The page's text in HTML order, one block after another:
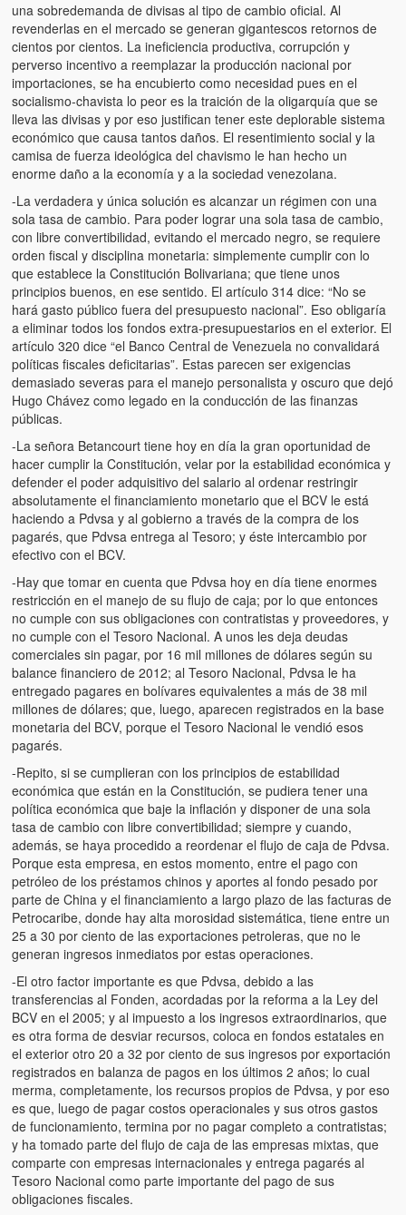
una sobredemanda de divisas al tipo de cambio oficial. Al
revenderlas en el mercado se generan gigantescos retornos de
cientos por cientos. La ineficiencia productiva, corrupción y
perverso incentivo a reemplazar la producción nacional por
importaciones, se ha encubierto como necesidad pues en el
socialismo-chavista lo peor es la traición de la oligarquía que se
lleva las divisas y por eso justifican tener este deplorable sistema
económico que causa tantos daños. El resentimiento social y la
camisa de fuerza ideológica del chavismo le han hecho un
enorme daño a la economía y a la sociedad venezolana.
-La verdadera y única solución es alcanzar un régimen con una
sola tasa de cambio. Para poder lograr una sola tasa de cambio,
con libre convertibilidad, evitando el mercado negro, se requiere
orden fiscal y disciplina monetaria: simplemente cumplir con lo
que establece la Constitución Bolivariana; que tiene unos
principios buenos, en ese sentido. El artículo 314 dice: “No se
hará gasto público fuera del presupuesto nacional”. Eso obligaría
a eliminar todos los fondos extra-presupuestarios en el exterior. El
artículo 320 dice “el Banco Central de Venezuela no convalidará
políticas fiscales deficitarias”. Estas parecen ser exigencias
demasiado severas para el manejo personalista y oscuro que dejó
Hugo Chávez como legado en la conducción de las finanzas
públicas.
-La señora Betancourt tiene hoy en día la gran oportunidad de
hacer cumplir la Constitución, velar por la estabilidad económica y
defender el poder adquisitivo del salario al ordenar restringir
absolutamente el financiamiento monetario que el BCV le está
haciendo a Pdvsa y al gobierno a través de la compra de los
pagarés, que Pdvsa entrega al Tesoro; y éste intercambio por
efectivo con el BCV.
-Hay que tomar en cuenta que Pdvsa hoy en día tiene enormes
restricción en el manejo de su flujo de caja; por lo que entonces
no cumple con sus obligaciones con contratistas y proveedores, y
no cumple con el Tesoro Nacional. A unos les deja deudas
comerciales sin pagar, por 16 mil millones de dólares según su
balance financiero de 2012; al Tesoro Nacional, Pdvsa le ha
entregado pagares en bolívares equivalentes a más de 38 mil
millones de dólares; que, luego, aparecen registrados en la base
monetaria del BCV, porque el Tesoro Nacional le vendió esos
pagarés.
-Repito, si se cumplieran con los principios de estabilidad
económica que están en la Constitución, se pudiera tener una
política económica que baje la inflación y disponer de una sola
tasa de cambio con libre convertibilidad; siempre y cuando,
además, se haya procedido a reordenar el flujo de caja de Pdvsa.
Porque esta empresa, en estos momento, entre el pago con
petróleo de los préstamos chinos y aportes al fondo pesado por
parte de China y el financiamiento a largo plazo de las facturas de
Petrocaribe, donde hay alta morosidad sistemática, tiene entre un
25 a 30 por ciento de las exportaciones petroleras, que no le
generan ingresos inmediatos por estas operaciones.
-El otro factor importante es que Pdvsa, debido a las
transferencias al Fonden, acordadas por la reforma a la Ley del
BCV en el 2005; y al impuesto a los ingresos extraordinarios, que
es otra forma de desviar recursos, coloca en fondos estatales en
el exterior otro 20 a 32 por ciento de sus ingresos por exportación
registrados en balanza de pagos en los últimos 2 años; lo cual
merma, completamente, los recursos propios de Pdvsa, y por eso
es que, luego de pagar costos operacionales y sus otros gastos
de funcionamiento, termina por no pagar completo a contratistas;
y ha tomado parte del flujo de caja de las empresas mixtas, que
comparte con empresas internacionales y entrega pagarés al
Tesoro Nacional como parte importante del pago de sus
obligaciones fiscales.